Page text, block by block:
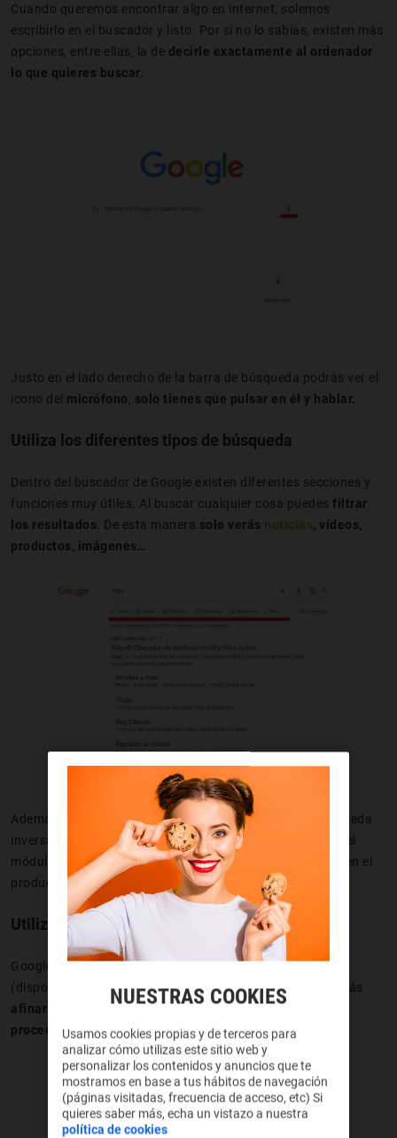
Cuando queremos encontrar algo en internet, solemos
escribirlo en el buscador y listo. Por si no lo sabías, existen más
opciones, entre ellas, la de decirle exactamente al ordenador
lo que quieres buscar.
Justo en el lado derecho de la barra de búsqueda podrás ver el
icono del micrófono solo tienes que pulsar en él y hablar.
Utiliza los diferentes tipos de búsqueda
Dentro del buscador de Google existen diferentes secciones y
funciones muy útiles. Al buscar cualquier cosa puedes filtrar
los resultados . De esta manera solo verás noticias , vídeos,
productos, imágenes…
Además, la sección de fotoste permite realizar una búsqueda
inversa
imágenespara llegar hasta al sitio. En el
módulo “
Shopping
” puedes ver todas las tiendas que tienen el
producto que buscas y así con todas las demás.
Utiliza las herramientas en cada búsqueda
Google te ofrece diferentes herramientas de búsqueda
(disponibles en todas sus secciones). Con ellas conseguirás
afinar los resultados según la fecha, el tamaño, la
procedencia, derechos…
NUESTRAS COOKIES
Usamos cookies propias y de terceros para
analizar cómo utilizas este sitio web y
personalizar los contenidos y anuncios que te
mostramos en base a tus hábitos de navegación
(páginas visitadas, frecuencia de acceso, etc) Si
quieres saber más, echa un vistazo a nuestra
política de cookies